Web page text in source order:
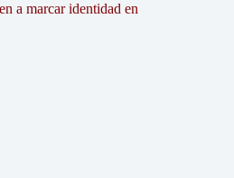
a marcar identidad en